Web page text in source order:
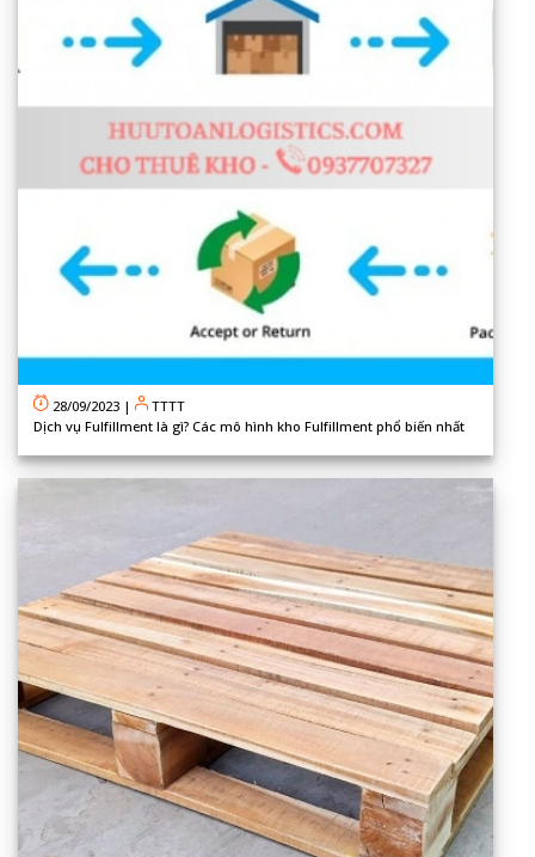
28/09/2023 |
TTTT
Dịch vụ Fulfillment là gì? Các mô hình kho Fulfillment phổ biến nhất